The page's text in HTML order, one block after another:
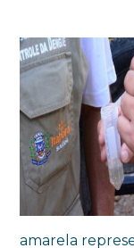
amarela